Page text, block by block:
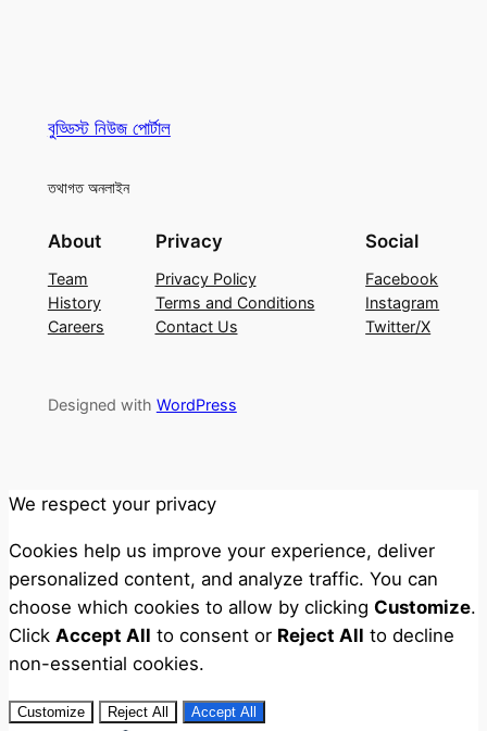
বুড্ডিস্ট নিউজ পোর্টাল
তথাগত অনলাইন
About
Team
History
Careers
Privacy
Privacy Policy
Terms and Conditions
Contact Us
Social
Facebook
Instagram
Twitter/X
Designed with WordPress
We respect your privacy
Cookies help us improve your experience, deliver
personalized content, and analyze traffic. You can
choose which cookies to allow by clicking Customize.
Click Accept All to consent or Reject All to decline
non-essential cookies.
Customize Reject All Accept All